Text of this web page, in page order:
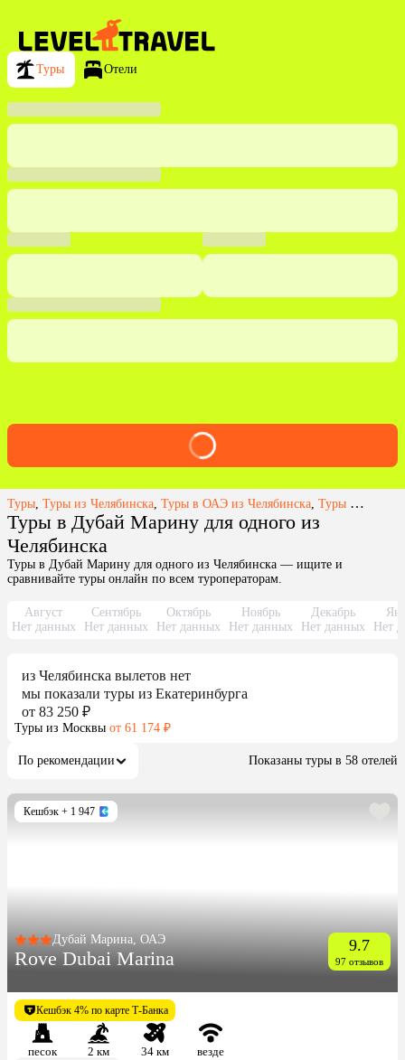
Туры Отели
Туры Туры из Челябинска Туры в ОАЭ из Челябинска Туры в Дубай Марину из Челябинска
Туры в Дубай Марину для одного из
Челябинска
Туры в Дубай Марину для одного из Челябинска — ищите и
сравнивайте туры онлайн по всем туроператорам.
Август
Нет данных
Сентябрь
Нет данных
Октябрь
Нет данных
Ноябрь
Нет данных
Декабрь
Нет данных
Нет
из Челябинска вылетов нет
мы показали туры из Екатеринбурга
от 83 250 ₽
Туры из Москвы от 61 174 ₽
По рекомендации Показаны туры в 58 отелей
Кешбэк + 1 947
Дубай Марина, ОАЭ
Rove Dubai Marina
9.7
97 отзывов
Кешбэк 4% по карте Т-Банка
песок 2 км 34 км
везде